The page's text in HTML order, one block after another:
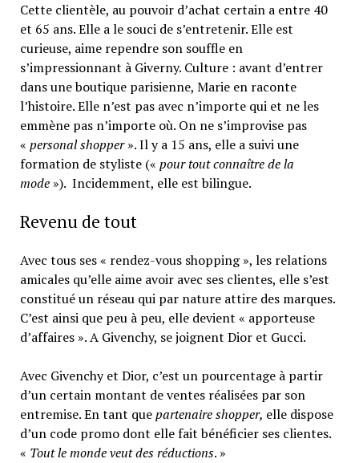
Cette clientèle, au pouvoir d’achat certain a entre 40
et 65 ans. Elle a le souci de s’entretenir. Elle est
curieuse, aime rependre son souffle en
s’impressionnant à Giverny. Culture : avant d’entrer
dans une boutique parisienne, Marie en raconte
l’histoire. Elle n’est pas avec n’importe qui et ne les
emmène pas n’importe où. On ne s’improvise pas
« personal shopper». Il y a 15 ans, elle a suivi une
formation de styliste (« pour tout connaître de la
mode»). Incidemment, elle est bilingue.
Revenu de tout
Avec tous ses « rendez-vous shopping », les relations
amicales qu’elle aime avoir avec ses clientes, elle s’est
constitué un réseau qui par nature attire des marques.
C’est ainsi que peu à peu, elle devient « apporteuse
d’affaires ». A Givenchy, se joignent Dior et Gucci.
Avec Givenchy et Dior, c’est un pourcentage à partir
d’un certain montant de ventes réalisées par son
entremise. En tant quepartenaire shopper, elle dispose
d’un code promo dont elle fait bénéficier ses clientes.
« Tout le monde veut des réductions. »